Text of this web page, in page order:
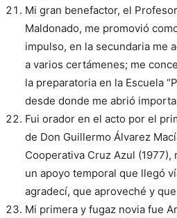
Mi gran benefactor, el
Maldonado, me promovió
impulso, en la secundaria me
a varios certámenes; me
la preparatoria en la Escuela
desde donde me abrió
Fui orador en el acto por el
de Don Guillermo Álvarez
Cooperativa Cruz Azul
un apoyo temporal que llegó
agradecí, que aproveché y
Mi primera y fugaz novia fue